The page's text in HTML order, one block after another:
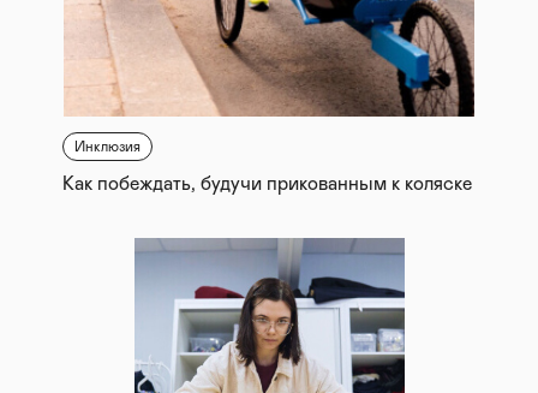
Инклюзия
Как побеждать, будучи прикованным к коляске